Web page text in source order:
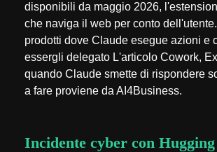
disponibili da maggio 2026,
che naviga il web per conto
prodotti dove Claude esegue azioni e
essergli delegato L'articolo Cowork,
quando Claude smette di rispondere
a fare proviene da AI4Business.
Incidente cyber con Hugging